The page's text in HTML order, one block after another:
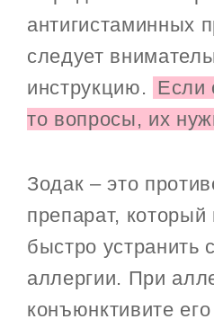
антигистаминных
следует
инструкцию. Если
то вопросы, их
Зодак – это
препарат, который
быстро устранить
аллергии. При
конъюнктивите